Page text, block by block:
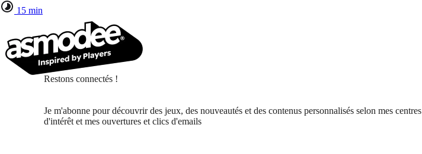
15 min
Restons connectés !
Je m'abonne pour découvrir des jeux, des nouveautés et des contenus personnalisés selon mes centres
d'intérêt et mes ouvertures et clics d'emails